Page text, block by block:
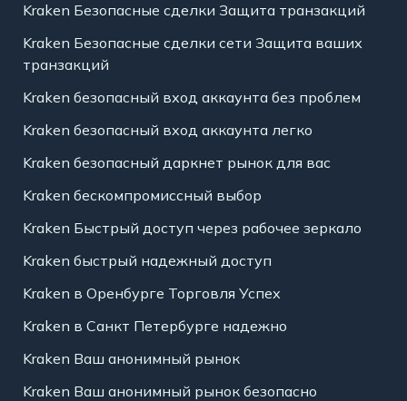
Kraken Безопасные сделки Защита транзакций
Kraken Безопасные сделки сети Защита ваших
транзакций
Kraken безопасный вход аккаунта без проблем
Kraken безопасный вход аккаунта легко
Kraken безопасный даркнет рынок для вас
Kraken бескомпромиссный выбор
Kraken Быстрый доступ через рабочее зеркало
Kraken быстрый надежный доступ
Kraken в Оренбурге Торговля Успех
Kraken в Санкт Петербурге надежно
Kraken Ваш анонимный рынок
Kraken Ваш анонимный рынок безопасно